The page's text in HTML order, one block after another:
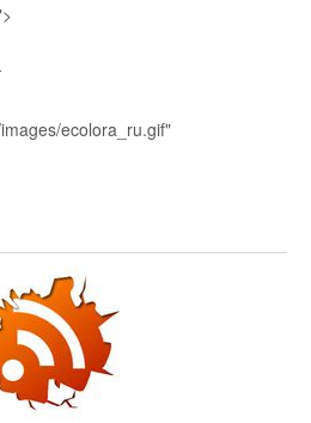
ecolora_ru.gif"